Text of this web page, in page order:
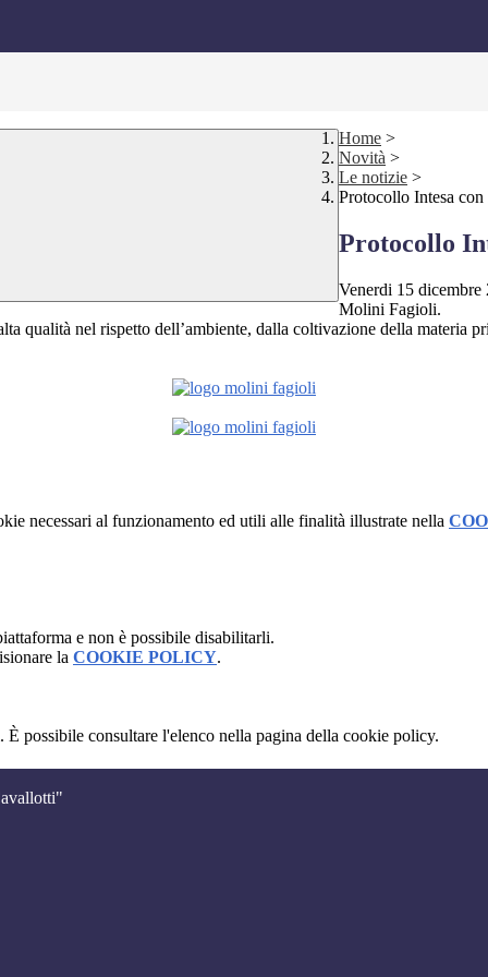
Home >
Novità >
Le notizie >
Protocollo Intesa
Protocollo
Venerdi 15
Molini Fagioli.
qualità nel rispetto dell’ambiente, dalla coltivazione della materia
necessari al funzionamento ed utili alle finalità illustrate nella
e non è possibile disabilitarli.
la COOKIE POLICY.
possibile consultare l'elenco nella pagina della cookie policy.